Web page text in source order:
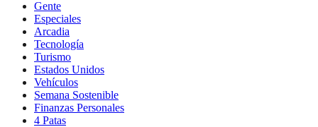
Gente
Especiales
Arcadia
Tecnología
Turismo
Estados Unidos
Vehículos
Semana Sostenible
Finanzas Personales
4 Patas